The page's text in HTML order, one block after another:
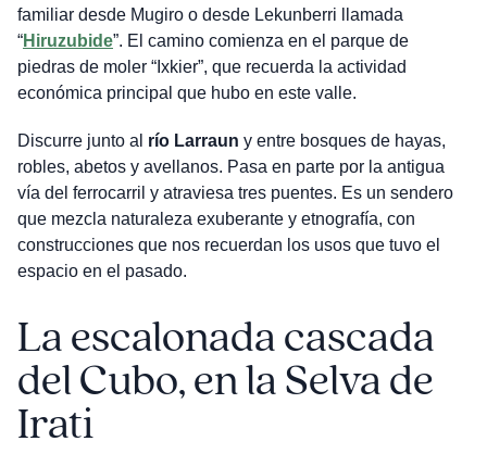
familiar desde Mugiro o desde Lekunberri llamada
“Hiruzubide”. El camino comienza en el parque de
piedras de moler “Ixkier”, que recuerda la actividad
económica principal que hubo en este valle.
Discurre junto al río Larraun y entre bosques de hayas,
robles, abetos y avellanos. Pasa en parte por la antigua
vía del ferrocarril y atraviesa tres puentes. Es un sendero
que mezcla naturaleza exuberante y etnografía, con
construcciones que nos recuerdan los usos que tuvo el
espacio en el pasado.
La escalonada cascada
del Cubo, en la Selva de
Irati